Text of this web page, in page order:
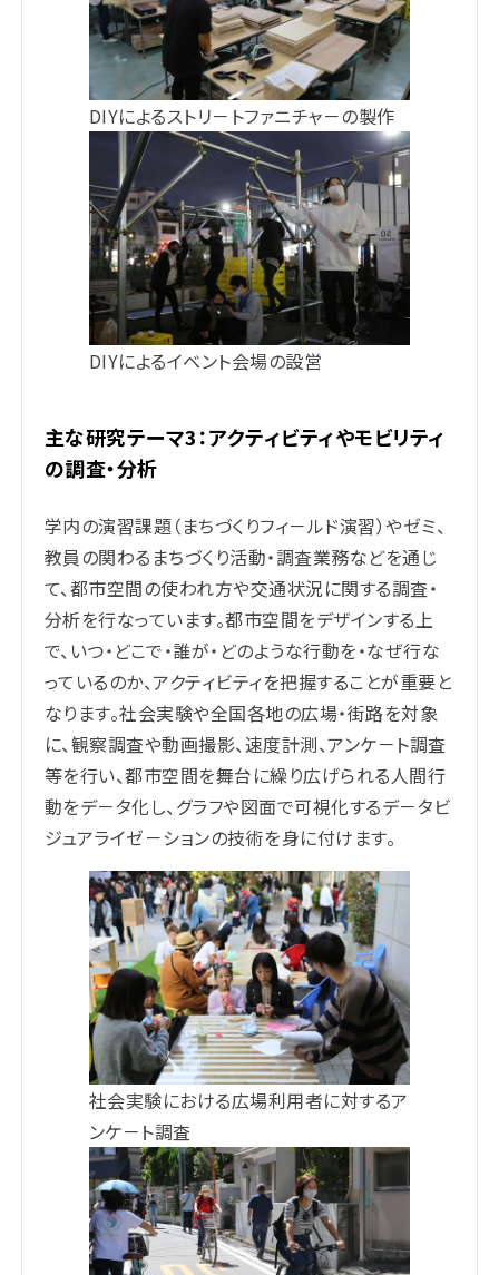
DIYによるストリ－トファニチャ－の製作
DIYによるイベント会場の設営
主な研究テーマ3：アクティビティやモビリティ
の調査・分析
学内の演習課題（まちづくりフィ－ルド演習）やゼミ、
教員の関わるまちづくり活動・調査業務などを通じ
て、都市空間の使われ方や交通状況に関する調査・
分析を行なっています。都市空間をデザインする上
で、いつ・どこで・誰が・どのような行動を・なぜ行な
っているのか、アクティビティを把握することが重要と
なります。社会実験や全国各地の広場・街路を対象
に、観察調査や動画撮影、速度計測、アンケ－ト調査
等を行い、都市空間を舞台に繰り広げられる人間行
動をデ－タ化し、グラフや図面で可視化するデ－タビ
ジュアライゼ－ションの技術を身に付けます。
社会実験における広場利用者に対するア
ンケ－ト調査